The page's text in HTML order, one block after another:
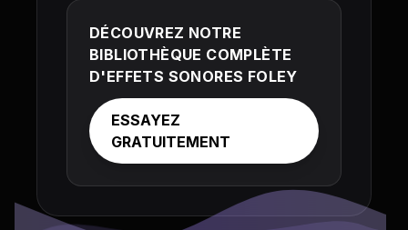
DÉCOUVREZ NOTRE
BIBLIOTHÈQUE COMPLÈTE
D'EFFETS SONORES FOLEY
ESSAYEZ
GRATUITEMENT